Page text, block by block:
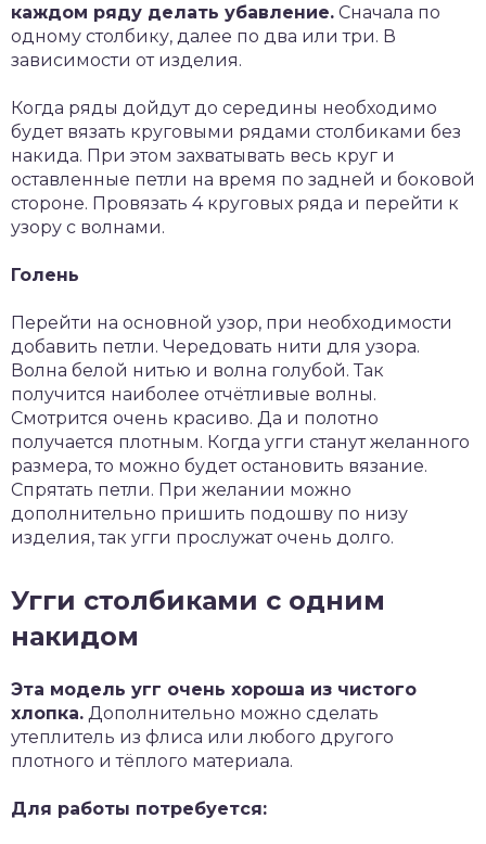
каждом ряду делать убавление. Сначала по
одному столбику, далее по два или три. В
зависимости от изделия.
Когда ряды дойдут до середины необходимо
будет вязать круговыми рядами столбиками без
накида. При этом захватывать весь круг и
оставленные петли на время по задней и боковой
стороне. Провязать 4 круговых ряда и перейти к
узору с волнами.
Голень
Перейти на основной узор, при необходимости
добавить петли. Чередовать нити для узора.
Волна белой нитью и волна голубой. Так
получится наиболее отчётливые волны.
Смотрится очень красиво. Да и полотно
получается плотным. Когда угги станут желанного
размера, то можно будет остановить вязание.
Спрятать петли. При желании можно
дополнительно пришить подошву по низу
изделия, так угги прослужат очень долго.
Угги столбиками с одним
накидом
Эта модель угг очень хороша из чистого
хлопка. Дополнительно можно сделать
утеплитель из флиса или любого другого
плотного и тёплого материала.
Для работы потребуется: